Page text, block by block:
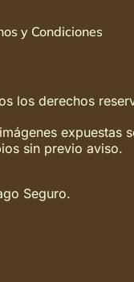
y Condiciones
los derechos
sin previo aviso.
Seguro.